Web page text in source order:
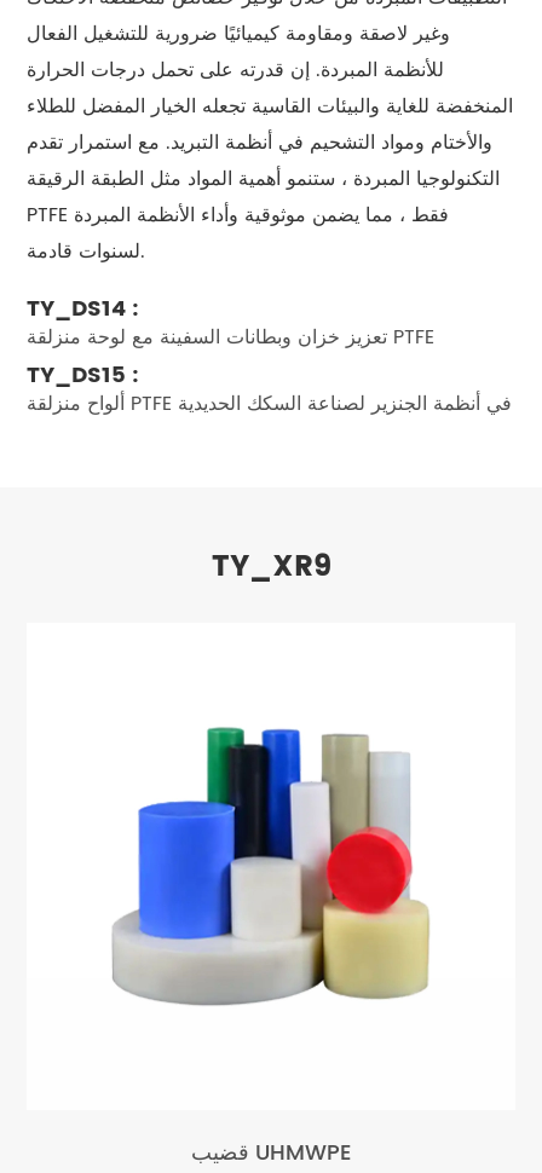
وغير لاصقة ومقاومة كيميائيًا ضرورية للتشغيل الفعال
للأنظمة المبردة. إن قدرته على تحمل درجات الحرارة
المنخفضة للغاية والبيئات القاسية تجعله الخيار المفضل للطلاء
والأختام ومواد التشحيم في أنظمة التبريد. مع استمرار تقدم
التكنولوجيا المبردة ، ستنمو أهمية المواد مثل الطبقة الرقيقة
PTFE فقط ، مما يضمن موثوقية وأداء الأنظمة المبردة
لسنوات قادمة.
TY_DS14 :
تعزيز خزان وبطانات السفينة مع لوحة منزلقة PTFE
TY_DS15 :
ألواح منزلقة PTFE في أنظمة الجنزير لصناعة السكك الحديدية
TY_XR9
قضيب UHMWPE